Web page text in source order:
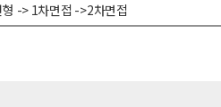
형 -> 1차면접 ->2차면접